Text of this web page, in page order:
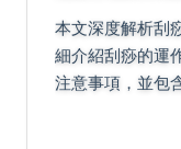
本文深度解析刮
細介紹刮痧的運
注意事項，並包